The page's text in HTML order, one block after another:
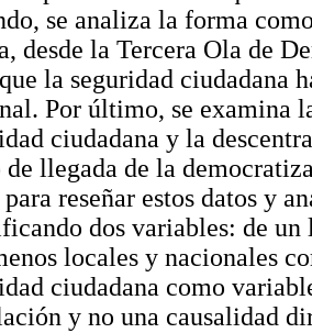
se analiza la forma
desde la Tercera Ola de
la seguridad ciudadana
Por último, se examina
ciudadana y la
de llegada de la
reseñar estos datos y
dos variables: de un
locales y nacionales
ciudadana como
y no una causalidad